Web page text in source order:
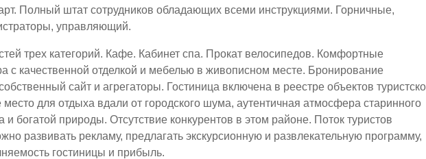
Полный штат сотрудников обладающих всеми инструкциями. Горничные,
управляющий.
трех категорий. Кафе. Кабинет спа. Прокат велосипедов. Комфортные
с качественной отделкой и мебелью в живописном месте. Бронирование
сайт и агрегаторы. Гостиница включена в реестре объектов
место для отдыха вдали от городского шума, аутентичная атмосфера старинного
и богатой природы. Отсутствие конкурентов в этом районе. Поток туристов
развивать рекламу, предлагать экскурсионную и развлекательную программу,
гостиницы и прибыль.